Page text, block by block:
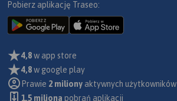
Pobierz aplikację Traseo:
4,8w app store
4,8w google play
Prawie 2 miliony aktywnych użytkowników
1.5 miliona pobrań aplikacji